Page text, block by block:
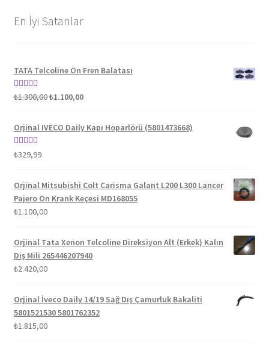
En İyi Satanlar
TATA Telcoline Ön Fren Balatası
5 üzerinden
₺1.300,00Orijinal
₺1.300,00.
₺1.100,00Şu
fiyat:
Orjinal IVECO Daily Kapı Hoparlörü (5801473668)
5 üzerinden
₺329,99
Orjinal Mitsubishi Colt Carisma Galant L200 L300 Lancer
Pajero Ön Krank Keçesi MD168055
₺1.100,00
Orjinal Tata Xenon Telcoline Direksiyon Alt (Erkek) Kalın
Diş Mili 265446207940
₺2.420,00
Orjinal İveco Daily 14/19 Sağ Dış Çamurluk Bakaliti
5801521530 5801762352
₺1.815,00